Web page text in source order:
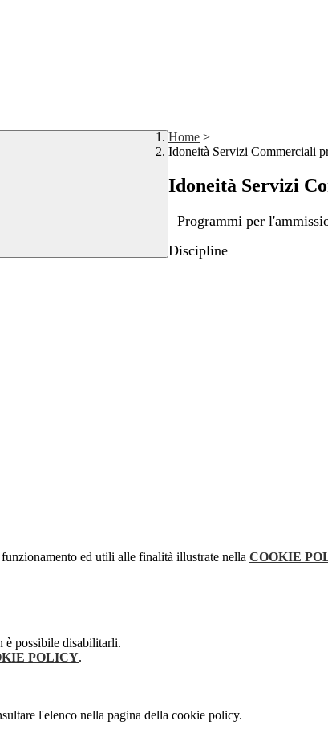
Home >
Idoneità Servizi Commerciali
Idoneità Servizi
Programmi per
Discipline
ed utili alle finalità illustrate nella COOKIE
è possibile disabilitarli.
POLICY.
l'elenco nella pagina della cookie policy.